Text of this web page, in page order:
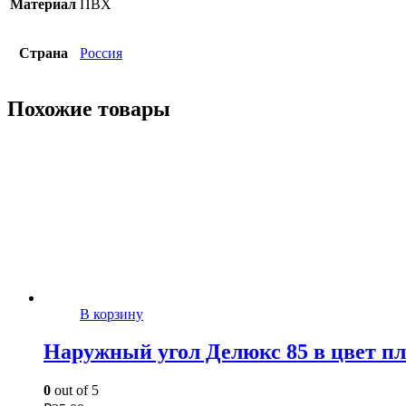
Материал ПВХ
Страна Россия
Похожие товары
В корзину
Наружный угол Делюкс 85 в цвет
0 out of 5